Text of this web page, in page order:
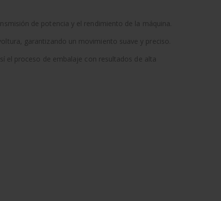
de potencia y el rendimiento de la máquina.
garantizando un movimiento suave y preciso.
el proceso de embalaje con resultados de alta